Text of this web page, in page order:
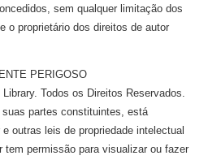
sem qualquer limitação dos
o proprietário dos direitos de autor
PERIGOSO
Todos os Direitos Reservados.
partes constituintes, está
outras leis de propriedade intelectual
tem permissão para visualizar ou fazer